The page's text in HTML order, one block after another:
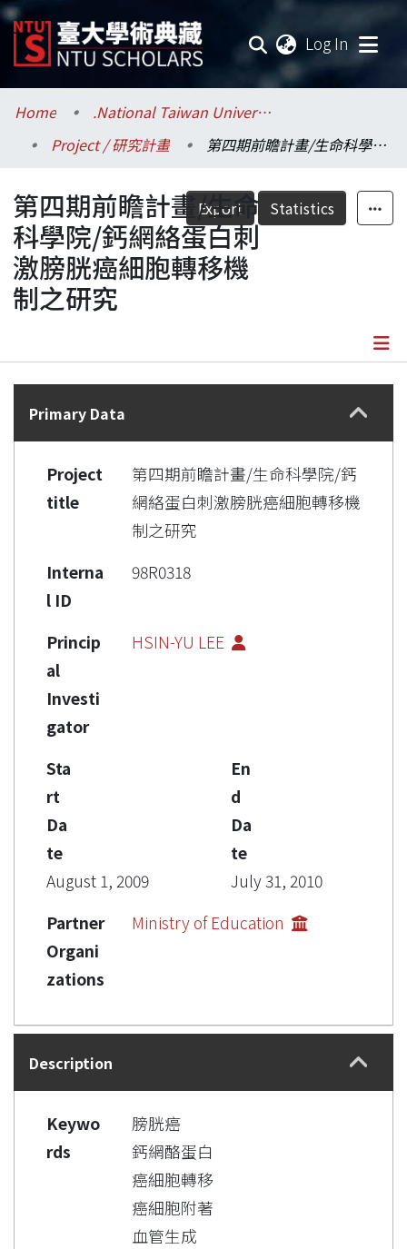
Log In
Communities & Collections
Research Outputs
Fundings & Projects
Researchers
Organizations
Home
.National Taiwan University / 國立臺灣大學
Project / 研究計畫
第四期前瞻計畫/生命科學院/鈣網絡蛋白刺激膀胱癌細胞轉移機制之研究
Export Statistics
第四期前瞻計畫/生命
科學院/鈣網絡蛋白刺
激膀胱癌細胞轉移機
制之研究
Details
Primary Data
Project
title
第四期前瞻計畫/生命科學院/鈣
網絡蛋白刺激膀胱癌細胞轉移機
制之研究
Interna
l ID
98R0318
Princip
al
Investi
gator
HSIN-YU LEE
Sta
rt
Da
te
August 1, 2009
En
d
Da
te
July 31, 2010
Partner
Organi
zations
Ministry of Education
Description
Keywo
rds
膀胱癌
鈣網酪蛋白
癌細胞轉移
癌細胞附著
血管生成